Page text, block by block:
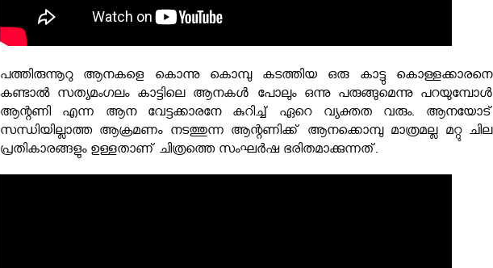
പത്തിരുന്നൂറു ആനകളെ കൊന്നു കൊമ്പു കടത്തിയ ഒരു കാട്ടു കൊള്ളക്കാരനെ
കണ്ടാൽ സത്യമംഗലം കാട്ടിലെ ആനകൾ പോലും ഒന്നു പരുങ്ങുമെന്നു പറയുമ്പോൾ
ആന്റണി എന്ന ആന വേട്ടക്കാരനേ കുറിച്ച് ഏറെ വ്യക്തത വരും. ആനയോട്
സന്ധിയില്ലാത്ത ആക്രമണം നടത്തുന്ന ആന്റണിക്ക് ആനക്കൊമ്പു മാത്രമല്ല മറ്റു ചില
പ്രതികാരങ്ങളും ഉള്ളതാണ് ചിത്രത്തെ സംഘർഷ ഭരിതമാക്കുന്നത്.